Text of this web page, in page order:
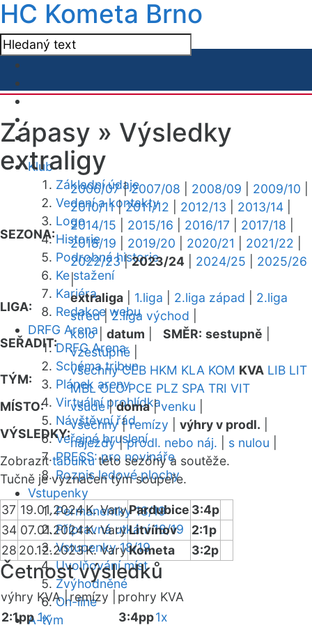
HC Kometa Brno
Klub
Základní údaje
Vedení a kontakty
Logo
Historie
Podrobná historie
Ke stažení
Kariéra
Redakce webu
DRFG Arena
DRFG Arena
Schéma tribun
Plánek areny
Virtuální prohlídka
Návštěvní řád
Veřejné bruslení
PRESS: pro novináře
Rozpis ledové plochy
Vstupenky
Permanentky 18/19
Přípravná utkání 18/19
Vstupenky 18/19
Uvolňování míst
Zvýhodněné
On-line
A-tým
Zápasy » Výsledky
extraligy
SEZONA:
2006/07|2007/08 2008/09 2009/10
2010/11|2011/12 2012/13 2013/14
2014/15
2015/16 2016/17 2017/18
2018/19
2019/20 2020/21 2021/22
2022/23|2023/24 2024/25
2025/26
|
LIGA:
extraliga 1.liga 2.liga západ
2.liga
střed|2.liga východ
SEŘADIT:
kolo| datum SMĚR: sestupně
vzestupně
TÝM:
všechny CEB HKM KLA KOM KVA LIB LIT
MBL OLO PCE PLZ SPA TRI VIT
MÍSTO:
všude|doma|venku
VÝSLEDKY:
všechny|remízy výhry v prodl.
nájezdy|prodl. nebo náj. s nulou
Zobrazittabulkutéto sezóny a soutěže.
Tučně je vyznačen tým soupeře.
37 19.01.2024K. VaryPardubice 3:4p
34 07.01.2024K. VaryLitvínov
2:1p
28 20.12.2023K. VaryKometa 3:2p
Četnost výsledků
výhry KVA |remízy |
prohry KVA
2:1pp 1x
3:4pp1x